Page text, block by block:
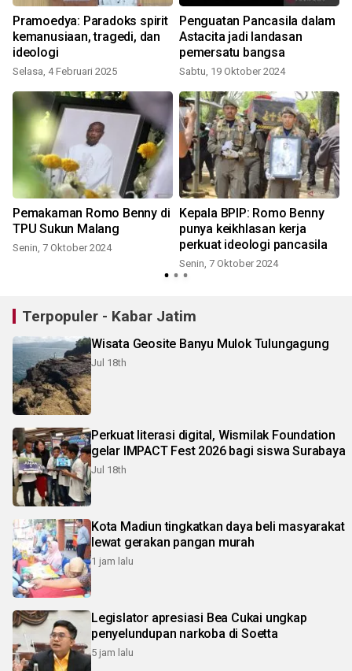
Pramoedya: Paradoks spirit
kemanusiaan, tragedi, dan
ideologi
Selasa, 4 Februari 2025
Penguatan Pancasila dalam
Astacita jadi landasan
pemersatu bangsa
Sabtu, 19 Oktober 2024
Pemakaman Romo Benny di
TPU Sukun Malang
Senin, 7 Oktober 2024
Kepala BPIP: Romo Benny
punya keikhlasan kerja
perkuat ideologi pancasila
Senin, 7 Oktober 2024
Terpopuler - Kabar Jatim
Wisata Geosite Banyu Mulok Tulungagung
Jul 18th
Perkuat literasi digital, Wismilak Foundation
gelar IMPACT Fest 2026 bagi siswa Surabaya
Jul 18th
Kota Madiun tingkatkan daya beli masyarakat
lewat gerakan pangan murah
1 jam lalu
Legislator apresiasi Bea Cukai ungkap
penyelundupan narkoba di Soetta
5 jam lalu